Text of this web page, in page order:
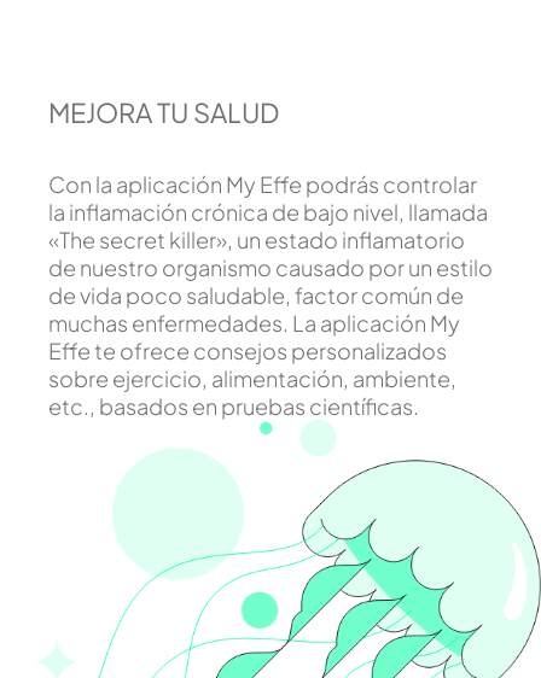
MEJORA TU SALUD
Con la aplicación My Effe podrás controlar
la inflamación crónica de bajo nivel, llamada
«The secret killer», un estado inflamatorio
de nuestro organismo causado por un estilo
de vida poco saludable, factor común de
muchas enfermedades. La aplicación My
Effe te ofrece consejos personalizados
sobre ejercicio, alimentación, ambiente,
etc., basados en pruebas científicas.